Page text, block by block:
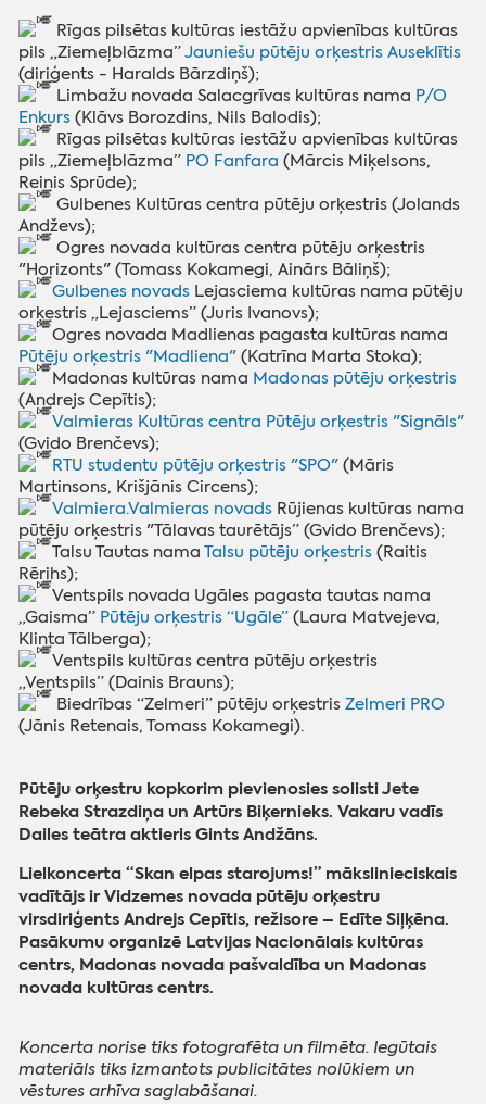
Rīgas pilsētas kultūras iestāžu apvienības kultūras
pils „Ziemeļblāzma”Jauniešu pūtēju orķestris Auseklītis
(diriģents - Haralds Bārzdiņš);
Limbažu novada Salacgrīvas kultūras nama P/O
Enkurs (Klāvs Borozdins, Nils Balodis);
Rīgas pilsētas kultūras iestāžu apvienības kultūras
pils „Ziemeļblāzma” PO Fanfara (Mārcis Miķelsons,
Reinis Sprūde);
Gulbenes Kultūras centra pūtēju orķestris (Jolands
Andževs);
Ogres novada kultūras centra pūtēju orķestris
"Horizonts" (Tomass Kokamegi, Ainārs Bāliņš);
Gulbenes novads Lejasciema kultūras nama pūtēju
orķestris „Lejasciems” (Juris Ivanovs);
Ogres novada Madlienas pagasta kultūras nama
Pūtēju orķestris "Madliena" (Katrīna Marta Stoka);
Madonas kultūras nama Madonas pūtēju orķestris
(Andrejs Cepītis);
Valmieras Kultūras centra Pūtēju orķestris "Signāls"
(Gvido Brenčevs);
RTU studentu pūtēju orķestris "SPO" (Māris
Martinsons, Krišjānis Circens);
Valmiera.Valmieras novads Rūjienas kultūras nama
pūtēju orķestris "Tālavas taurētājs” (Gvido Brenčevs);
Talsu Tautas namaTalsu pūtēju orķestris (Raitis
Rērihs);
Ventspils novada Ugāles pagasta tautas nama
„Gaisma” Pūtēju orķestris “Ugāle” (Laura Matvejeva,
Klinta Tālberga);
Ventspils kultūras centra pūtēju orķestris
„Ventspils” (Dainis Brauns);
Biedrības “Zelmeri” pūtēju orķestrisZelmeri PRO
(Jānis Retenais, Tomass Kokamegi).
Pūtēju orķestru kopkorim pievienosies solisti Jete
Rebeka Strazdiņa un Artūrs Biķernieks. Vakaru vadīs
Dailes teātra aktieris Gints Andžāns.
Lielkoncerta “Skan elpas starojums!” mākslinieciskais
vadītājs ir Vidzemes novada pūtēju orķestru
virsdiriģents Andrejs Cepītis, režisore – Edīte Siļķēna.
Pasākumu organizē Latvijas Nacionālais kultūras
centrs, Madonas novada pašvaldība un Madonas
novada kultūras centrs.
Koncerta norise tiks fotografēta un filmēta. Iegūtais
materiāls tiks izmantots publicitātes nolūkiem un
vēstures arhīva saglabāšanai.